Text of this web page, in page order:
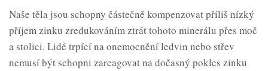
Naše těla jsou schopny částečně kompenzovat příliš nízký
příjem zinku zredukováním ztrát tohoto minerálu přes moč
a stolici. Lidé trpící na onemocnění ledvin nebo střev
nemusí být schopni zareagovat na dočasný pokles zinku